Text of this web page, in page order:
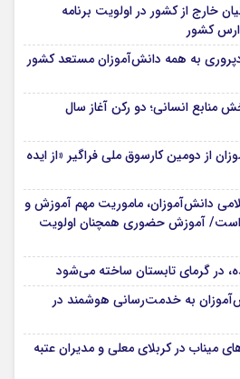
خارج از کشور در اولویت برنامه
کشور
به همه دانش‌آموزان مستعد کشور
منابع انسانی؛ دو رکن آغاز سال
از دومین کارسوق ملی فراگیر «از ایده
دانش‌آموزان، ماموریت مهم آموزش و
آموزش حضوری همچنان اولویت
در گرمای تابستان ساخته می‌شود
به خدمت‌رسانی هوشمند در
میناب در کربلای معلی و مدیران عتبه